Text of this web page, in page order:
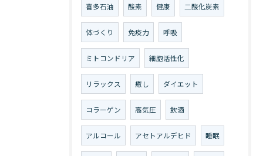
喜多石油 酸素 健康 二酸化炭素
体づくり 免疫力 呼吸
ミトコンドリア 細胞活性化
リラックス 癒し ダイエット
コラーゲン 高気圧 飲酒
アルコール アセトアルデヒド 睡眠